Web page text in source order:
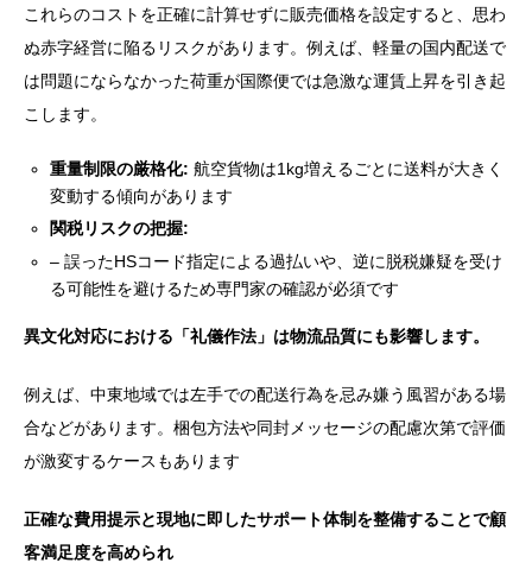
これらのコストを正確に計算せずに販売価格を設定すると、思わ
ぬ赤字経営に陥るリスクがあります。例えば、軽量の国内配送で
は問題にならなかった荷重が国際便では急激な運賃上昇を引き起
こします。
重量制限の厳格化: 航空貨物は1kg増えるごとに送料が大きく
変動する傾向があります
関税リスクの把握:
– 誤ったHSコード指定による過払いや、逆に脱税嫌疑を受け
る可能性を避けるため専門家の確認が必須です
異文化対応における「礼儀作法」は物流品質にも影響します。
例えば、中東地域では左手での配送行為を忌み嫌う風習がある場
合などがあります。梱包方法や同封メッセージの配慮次第で評価
が激変するケースもあります
正確な費用提示と現地に即したサポート体制を整備することで顧
客満足度を高められ